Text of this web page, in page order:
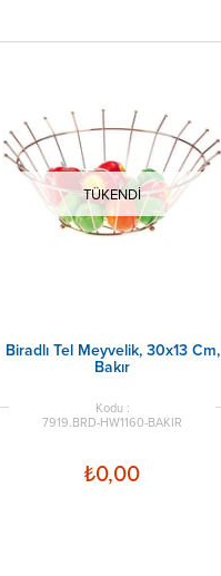
TÜKENDI
Biradlı Tel Meyvelik, 30x13 Cm,
Bakır
7919.BRD-HW1160-BAKIR
₺0,00